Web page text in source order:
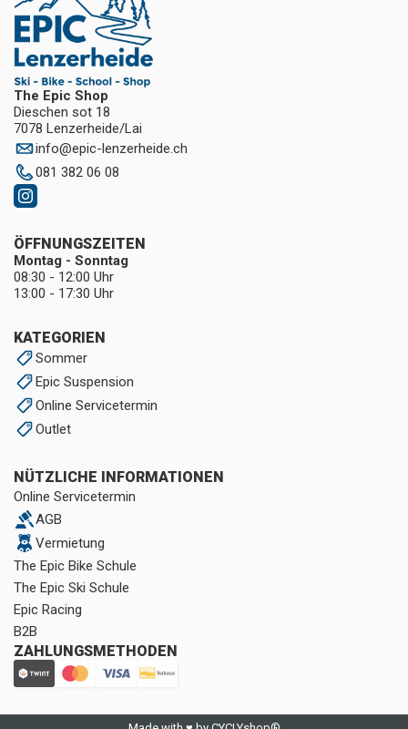
The Epic Shop
Dieschen sot 18
7078 Lenzerheide/Lai
info@epic-lenzerheide.ch
081 382 06 08
KATEGORIEN
Sommer
Epic Suspension
Online Servicetermin
Outlet
NÜTZLICHE INFORMATIONEN
Online Servicetermin
AGB
Vermietung
The Epic Bike Schule
The Epic Ski Schule
Epic Racing
B2B
ZAHLUNGSMETHODEN
ÖFFNUNGSZEITEN
Montag - Sonntag
08:30 - 12:00 Uhr
13:00 - 17:30 Uhr